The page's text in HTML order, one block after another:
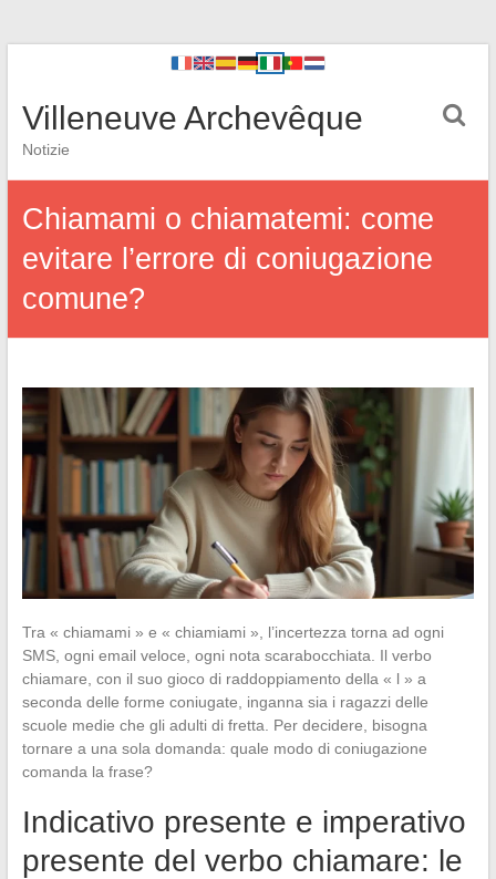
Villeneuve Archevêque
Notizie
Chiamami o chiamatemi: come
evitare l’errore di coniugazione
comune?
Tra « chiamami » e « chiamiami », l’incertezza torna ad ogni
SMS, ogni email veloce, ogni nota scarabocchiata. Il verbo
chiamare, con il suo gioco di raddoppiamento della « l » a
seconda delle forme coniugate, inganna sia i ragazzi delle
scuole medie che gli adulti di fretta. Per decidere, bisogna
tornare a una sola domanda: quale modo di coniugazione
comanda la frase?
Indicativo presente e imperativo
presente del verbo chiamare: le